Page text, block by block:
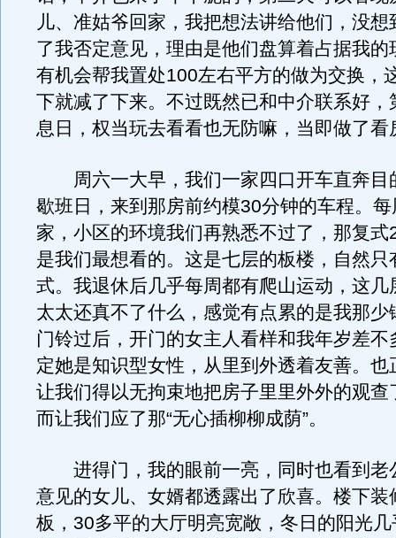
儿、准姑爷回家，我把想法讲给他们，没想
了我否定意见，理由是他们盘算着占据我的
有机会帮我置处100左右平方的做为交换，
下就减了下来。不过既然已和中介联系好，
息日，权当玩去看看也无防嘛，当即做了看
周六一大早，我们一家四口开车直奔目
歇班日，来到那房前约模30分钟的车程。
家，小区的环境我们再熟悉不过了，那复式
是我们最想看的。这是七层的板楼，自然只
式。我退休后几乎每周都有爬山运动，这几
太太还真不了什么，感觉有点累的是我那少
门铃过后，开门的女主人看样和我年岁差不
定她是知识型女性，从里到外透着友善。也
让我们得以无拘束地把房子里里外外的观查
而让我们应了那“无心插柳柳成荫”。
进得门，我的眼前一亮，同时也看到老
意见的女儿、女婿都透露出了欣喜。楼下装
板，30多平的大厅明亮宽敞，冬日的阳光